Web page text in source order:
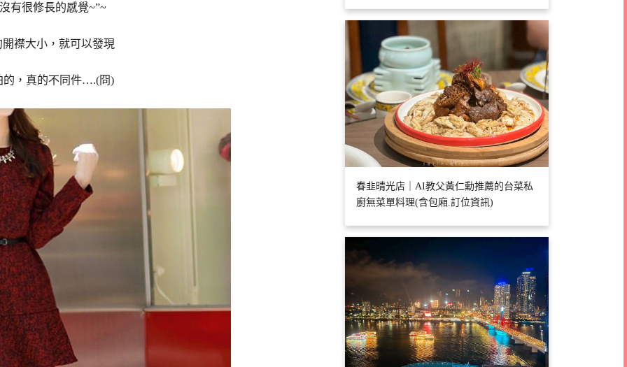
有很修長的感覺~”~
襟大小，就可以發現
的，真的不同件….(冏)
春韭晴光店｜AI教父黃仁勳推薦的台菜私
廚無菜單料理(含包廂.訂位資訊)